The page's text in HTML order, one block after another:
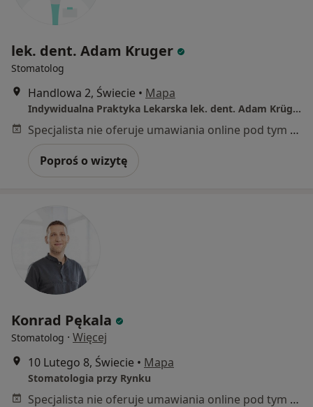
lek. dent. Adam Kruger
Stomatolog
Handlowa 2, Świecie • Mapa
Indywidualna Praktyka Lekarska lek. dent. Adam Krüger
Specjalista nie oferuje umawiania online pod tym adresem.
Poproś o wizytę
Konrad Pękala
Stomatolog · Więcej
10 Lutego 8, Świecie • Mapa
Stomatologia przy Rynku
Specjalista nie oferuje umawiania online pod tym adresem.